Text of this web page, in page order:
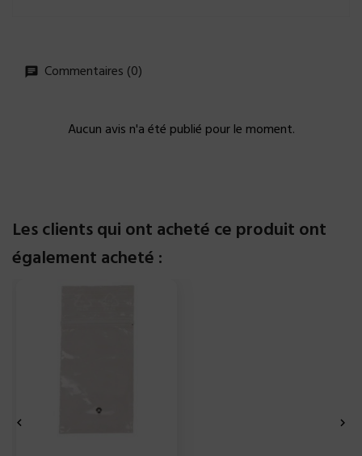
Commentaires (0)
Aucun avis n'a été publié pour le moment.
Les clients qui ont acheté ce produit ont
également acheté :
 